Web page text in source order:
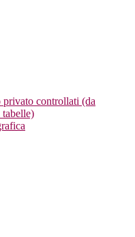
controllati (da